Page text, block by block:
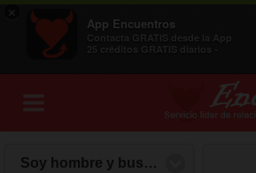
×
App Encuentros
Contacta GRATIS desde la App
25 créditos GRATIS diarios -
Soy hombre y busco mujer